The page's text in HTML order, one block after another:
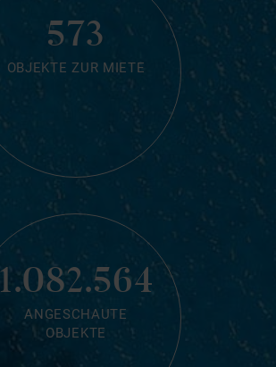
573
OBJEKTE ZUR MIETE
1.082.564
ANGESCHAUTE
OBJEKTE